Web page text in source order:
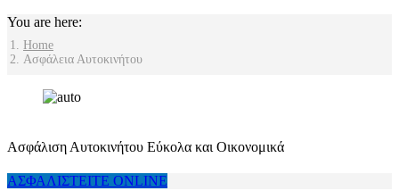
You are here:
Home
Ασφάλεια Αυτοκινήτου
Ασφάλιση Αυτοκινήτου Εύκολα και Οικονομικά
ΑΣΦΑΛΙΣΤΕΙΤΕ ONLINE